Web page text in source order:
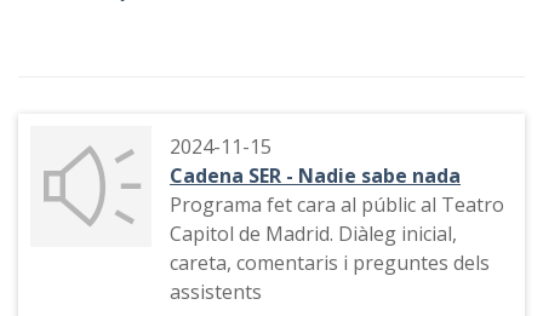
2024-11-15
Cadena SER - Nadie sabe nada
Programa fet cara al públic al Teatro
Capitol de Madrid. Diàleg inicial,
careta, comentaris i preguntes dels
assistents